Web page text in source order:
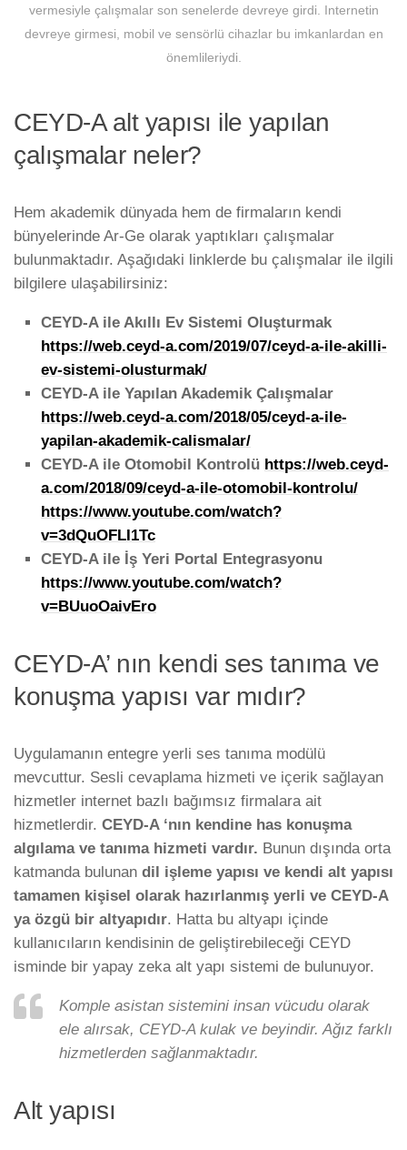
vermesiyle çalışmalar son senelerde devreye girdi. Internetin
devreye girmesi, mobil ve sensörlü cihazlar bu imkanlardan en
önemlileriydi.
CEYD-A alt yapısı ile yapılan
çalışmalar neler?
Hem akademik dünyada hem de firmaların kendi
bünyelerinde Ar-Ge olarak yaptıkları çalışmalar
bulunmaktadır. Aşağıdaki linklerde bu çalışmalar ile ilgili
bilgilere ulaşabilirsiniz:
CEYD-A ile Akıllı Ev Sistemi Oluşturmak
https://web.ceyd-a.com/2019/07/ceyd-a-ile-akilli-
ev-sistemi-olusturmak/
CEYD-A ile Yapılan Akademik Çalışmalar
https://web.ceyd-a.com/2018/05/ceyd-a-ile-
yapilan-akademik-calismalar/
CEYD-A ile Otomobil Kontrolü https://web.ceyd-
a.com/2018/09/ceyd-a-ile-otomobil-kontrolu/
https://www.youtube.com/watch?
v=3dQuOFLI1Tc
CEYD-A ile İş Yeri Portal Entegrasyonu
https://www.youtube.com/watch?
v=BUuoOaivEro
CEYD-A’ nın kendi ses tanıma ve
konuşma yapısı var mıdır?
Uygulamanın entegre yerli ses tanıma modülü
mevcuttur. Sesli cevaplama hizmeti ve içerik sağlayan
hizmetler internet bazlı bağımsız firmalara ait
hizmetlerdir. CEYD-A ‘nın kendine has konuşma
algılama ve tanıma hizmeti vardır. Bunun dışında orta
katmanda bulunan dil işleme yapısı ve kendi alt yapısı
tamamen kişisel olarak hazırlanmış yerli ve CEYD-A
ya özgü bir altyapıdır. Hatta bu altyapı içinde
kullanıcıların kendisinin de geliştirebileceği CEYD
isminde bir yapay zeka alt yapı sistemi de bulunuyor.
Komple asistan sistemini insan vücudu olarak
ele alırsak, CEYD-A kulak ve beyindir. Ağız farklı
hizmetlerden sağlanmaktadır.
Alt yapısı